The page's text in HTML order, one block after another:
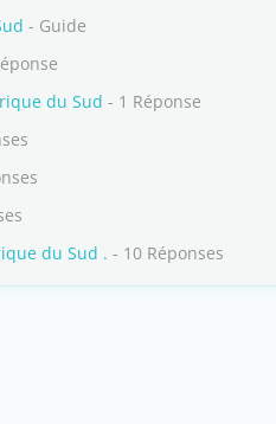
- Guide
du Sud - 1 Réponse
du Sud . - 10 Réponses